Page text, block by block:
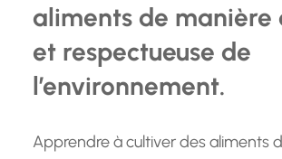
aliments de manière
et respectueuse de
l’environnement.
Apprendre à cultiver des aliments